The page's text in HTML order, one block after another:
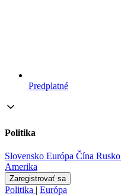
Predplatné
Politika
Slovensko Európa Čína Rusko
Amerika
Zaregistrovať sa
Politika | Európa